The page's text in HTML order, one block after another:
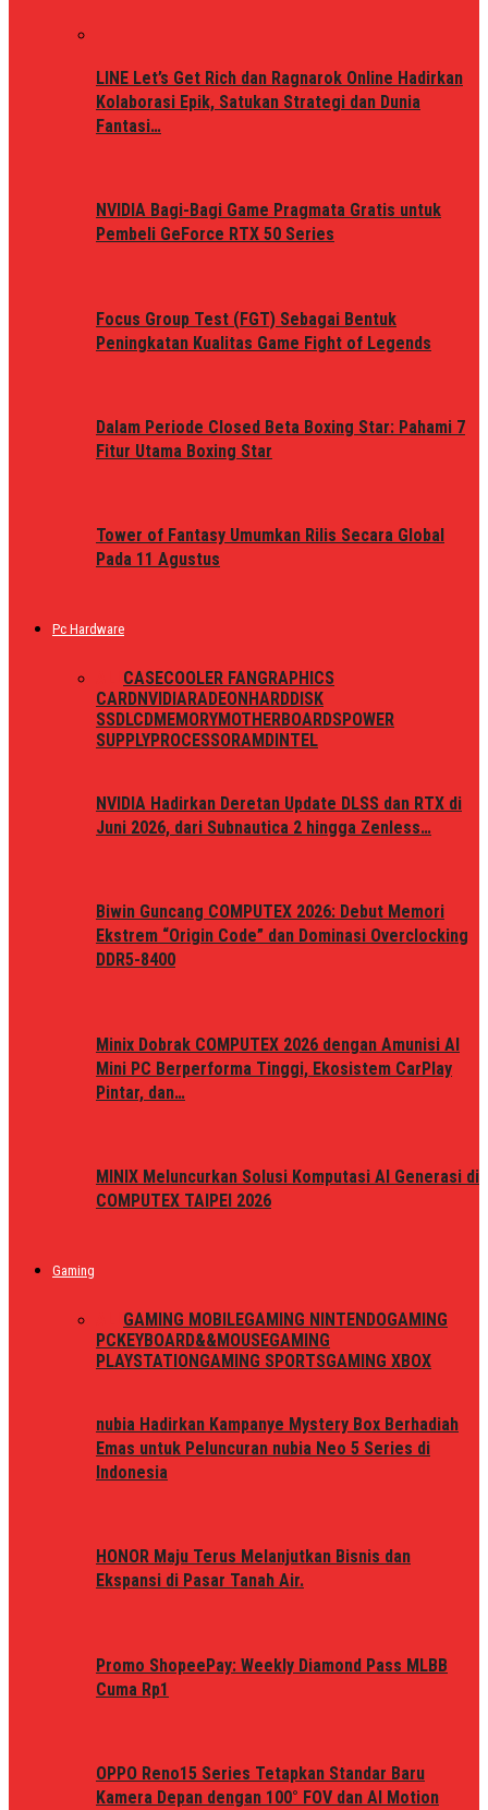
LINE Let’s Get Rich dan Ragnarok Online Hadirkan
Kolaborasi Epik, Satukan Strategi dan Dunia
Fantasi…
NVIDIA Bagi-Bagi Game Pragmata Gratis untuk
Pembeli GeForce RTX 50 Series
Focus Group Test (FGT) Sebagai Bentuk
Peningkatan Kualitas Game Fight of Legends
Dalam Periode Closed Beta Boxing Star: Pahami 7
Fitur Utama Boxing Star
Tower of Fantasy Umumkan Rilis Secara Global
Pada 11 Agustus
Pc Hardware
CASECOOLER FAN GRAPHICS
CARDNVIDIARADEON HARDDISK
SSDLCDMEMORYMOTHERBOARDSPOWER
SUPPLYPROCESSORAMD INTEL
NVIDIA Hadirkan Deretan Update DLSS dan RTX di
Juni 2026, dari Subnautica 2 hingga Zenless…
Biwin Guncang COMPUTEX 2026: Debut Memori
Ekstrem “Origin Code” dan Dominasi Overclocking
DDR5-8400
Minix Dobrak COMPUTEX 2026 dengan Amunisi AI
Mini PC Berperforma Tinggi, Ekosistem CarPlay
Pintar, dan…
MINIX Meluncurkan Solusi Komputasi AI Generasi di
COMPUTEX TAIPEI 2026
Gaming
GAMING MOBILEGAMING NINTENDOGAMING
PCKEYBOARD&&MOUSEGAMING
PLAYSTATIONGAMING SPORTSGAMING XBOX
nubia Hadirkan Kampanye Mystery Box Berhadiah
Emas untuk Peluncuran nubia Neo 5 Series di
Indonesia
HONOR Maju Terus Melanjutkan Bisnis dan
Ekspansi di Pasar Tanah Air.
Promo ShopeePay: Weekly Diamond Pass MLBB
Cuma Rp1
OPPO Reno15 Series Tetapkan Standar Baru
Kamera Depan dengan 100° FOV dan AI Motion